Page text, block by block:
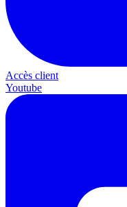
Accès client
Youtube